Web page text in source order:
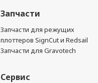
Запчасти
Запчасти для режущих
плоттеров SignCut и Redsail
Запчасти для Gravotech
Сервис